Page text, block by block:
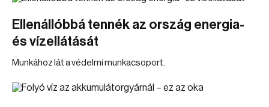
Ellenállóbbá tennék az ország energia-
és vízellátását
Munkához lát a védelmi munkacsoport.